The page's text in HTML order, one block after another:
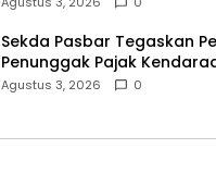
Sekda Pasbar Tegaskan
Penunggak Pajak
Agustus 3, 2026 0